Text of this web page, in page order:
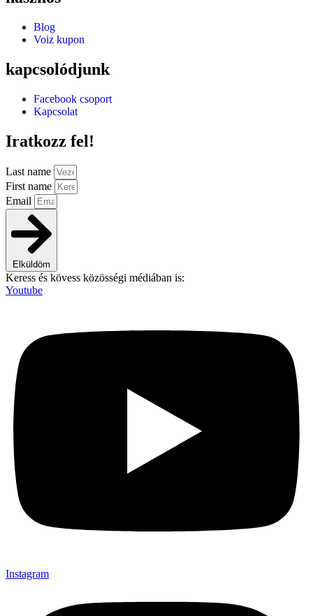
Blog
Voiz kupon
kapcsolódjunk
Facebook csoport
Kapcsolat
Iratkozz fel!
Last name
First name
Email
Elküldöm
Keress és kövess közösségi médiában is:
Youtube
Instagram